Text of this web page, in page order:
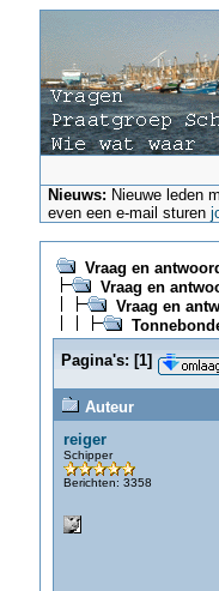
Nieuws: Nieuwe leden
even een e-mail sturen
Vraag en
Vraag en
Vraag en
Pagina's: [1]
Auteur
reiger
Schipper
Berichten: 3358